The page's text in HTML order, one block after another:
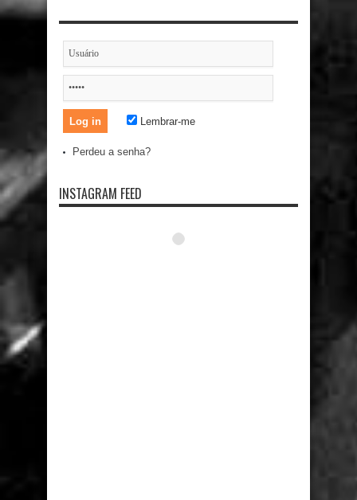
Lembrar-me
Perdeu a senha?
INSTAGRAM FEED